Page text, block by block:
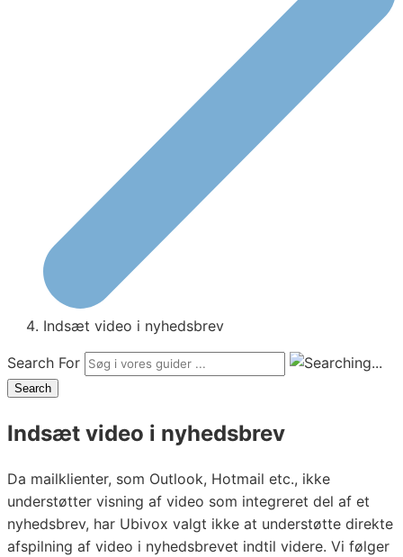
Indsæt video i nyhedsbrev
Search For
Search
Indsæt video i nyhedsbrev
Da mailklienter, som Outlook, Hotmail etc., ikke
understøtter visning af video som integreret del af et
nyhedsbrev, har Ubivox valgt ikke at understøtte direkte
afspilning af video i nyhedsbrevet indtil videre. Vi følger